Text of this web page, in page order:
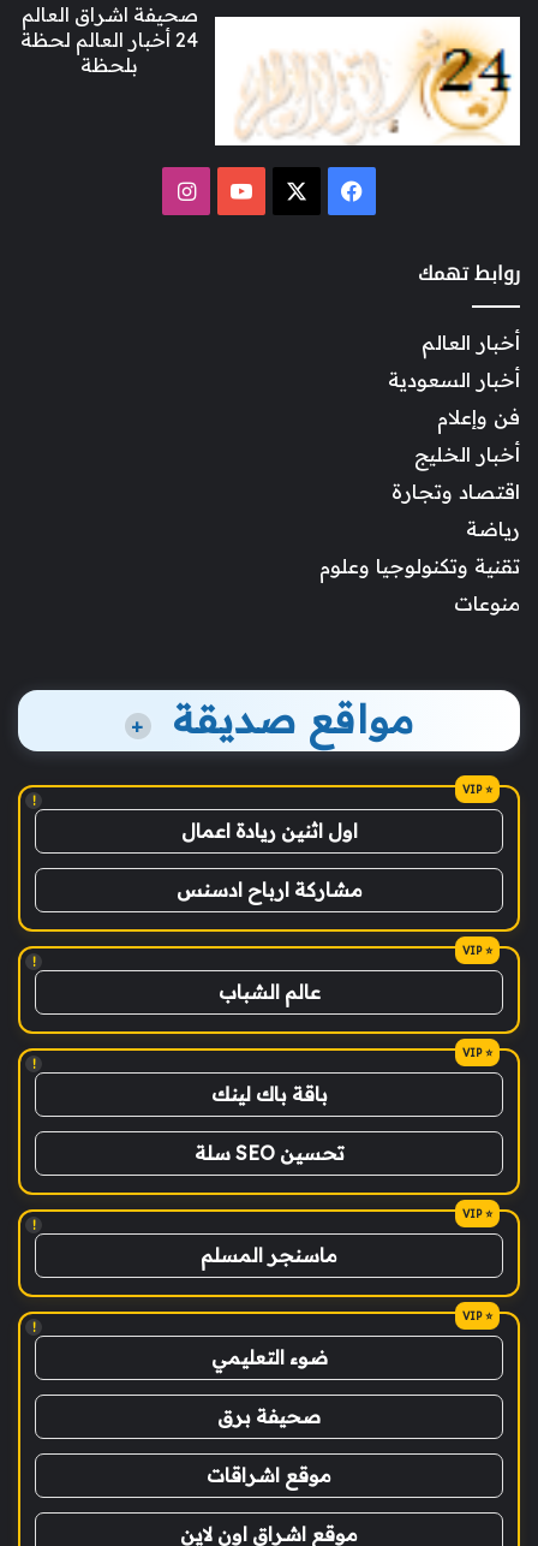
صحيفة اشراق العالم
24 أخبار العالم لحظة
بلحظة
فيسبوك ‫YouTubeانستقرام
روابط تهمك
أخبار العالم
أخبار السعودية
فن وإعلام
أخبار الخليج
اقتصاد وتجارة
رياضة
تقنية وتكنولوجيا وعلوم
منوعات
مواقع صديقة +
!
اول اثنين ريادة اعمال
مشاركة ارباح ادسنس
!
عالم الشباب
!
باقة باك لينك
تحسين SEO سلة
!
ماسنجر المسلم
!
ضوء التعليمي
صحيفة برق
موقع اشراقات
موقع اشراق اون لاين